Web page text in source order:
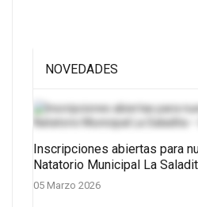
NOVEDADES
Inscripciones abiertas para
Natatorio Municipal La
05 Marzo 2026